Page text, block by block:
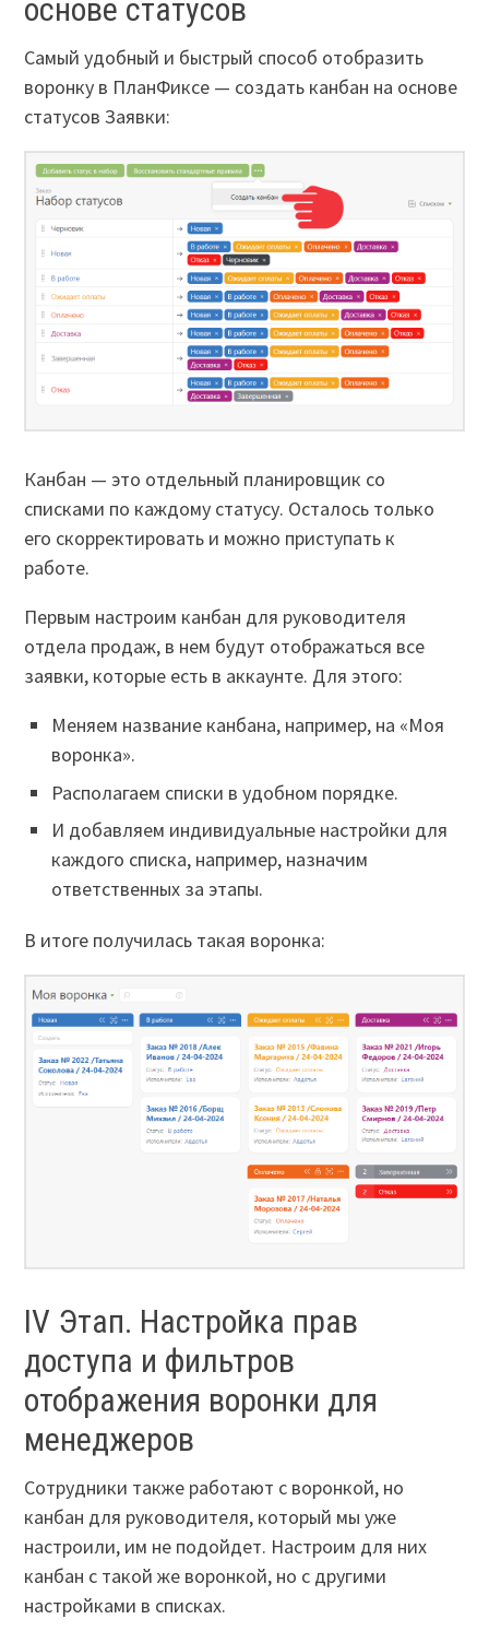
основе статусов
Самый удобный и быстрый способ отобразить
воронку в ПланФиксе — создать канбан на основе
статусов Заявки:
Канбан — это отдельный планировщик со
списками по каждому статусу. Осталось только
его скорректировать и можно приступать к
работе.
Первым настроим канбан для руководителя
отдела продаж, в нем будут отображаться все
заявки, которые есть в аккаунте. Для этого:
Меняем название канбана, например, на «Моя
воронка».
Располагаем списки в удобном порядке.
И добавляем индивидуальные настройки для
каждого списка, например, назначим
ответственных за этапы.
В итоге получилась такая воронка:
IV Этап. Настройка прав
доступа и фильтров
отображения воронки для
менеджеров
Сотрудники также работают с воронкой, но
канбан для руководителя, который мы уже
настроили, им не подойдет. Настроим для них
канбан с такой же воронкой, но с другими
настройками в списках.